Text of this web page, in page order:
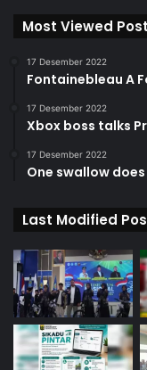
Most Viewed
17 Desember 2022
Fontainebleau A
17 Desember 2022
Xbox boss talks
17 Desember 2022
One swallow
Last Modified